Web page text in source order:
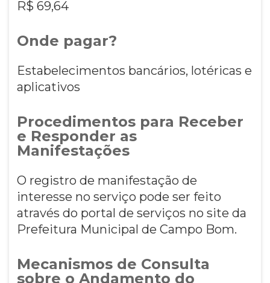
R$ 69,64
Onde pagar?
Estabelecimentos bancários, lotéricas e
aplicativos
Procedimentos para Receber
e Responder as
Manifestações
O registro de manifestação de
interesse no serviço pode ser feito
através do portal de serviços no site da
Prefeitura Municipal de Campo Bom.
Mecanismos de Consulta
sobre o Andamento do